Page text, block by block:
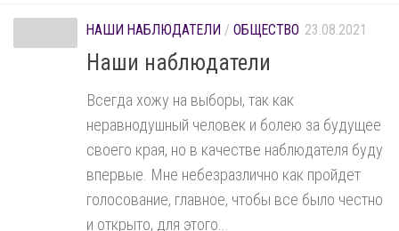
НАШИ НАБЛЮДАТЕЛИ / ОБЩЕСТВО 23.08.2021
Наши наблюдатели
Всегда хожу на выборы, так как
неравнодушный человек и болею за будущее
своего края, но в качестве наблюдателя буду
впервые. Мне небезразлично как пройдет
голосование, главное, чтобы все было честно
и открыто, для этого...